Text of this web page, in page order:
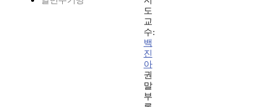
도
교
수:
백
진
아
권
말
부